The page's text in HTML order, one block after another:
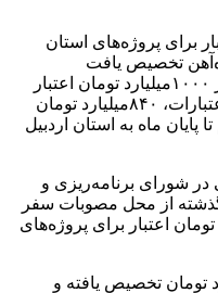
استاندار اردبیل با اشاره به اخذ بیش از ۱۰۰۰میلیارد تومان اعتبار
برای پروژه‌های استان، گفت: از این اعتبارات، ۸۴۰میلیارد تومان
تومان هم تا پایان ماه به استان اردبیل
شورای برنامه‌ریزی و
بیان کرد: ظرف ۲ ماه گذشته از محل مصوبات سفر
بیش از ۱۰۰۰میلیارد تومان اعتبار برای پروژه‌های
اعتبارات، ۸۴۰میلیارد تومان تخصیص یافته و